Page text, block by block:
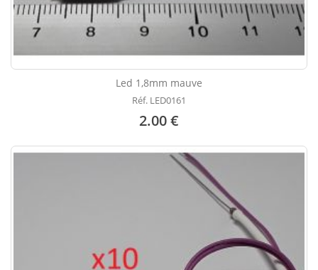
Led 1,8mm mauve
Réf. LED0161
2.00 €